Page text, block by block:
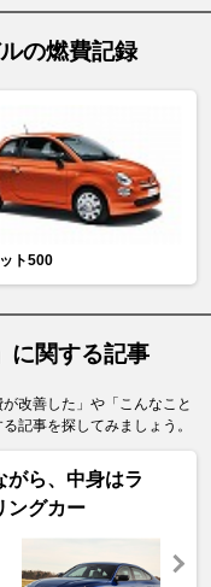
の燃費記録
ト500
に関する記事
改善した」や「こんなこと
記事を探してみましょう。
がら、中身はラ
ングカー